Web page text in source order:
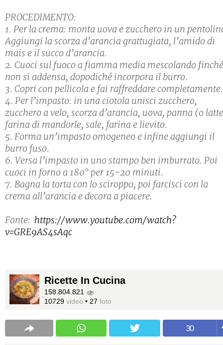
PROCEDIMENTO:
1. Per la crema: monta uova e zucchero in un
Aggiungi la scorza d’arancia grattugiata, l’amido di
mais e il succo d’arancia.
2. Cuoci sul fuoco a fiamma media mescolando finché
non si addensa, dopodiché incorpora il burro.
3. Copri con pellicola e fai raffreddare completamente.
4. Per l’impasto: in una ciotola unisci zucchero,
zucchero a velo, scorza d’arancia, uova, panna (o
farina di mandorle, sale, farina e lievito.
5. Forma un’impasto omogeneo e infine aggiungi il
burro fuso.
6. Versa l’impasto in uno stampo ben imburrato. Poi
cuoci in forno a 180° per 15-20 minuti.
7. Bagna la torta con lo sciroppo, poi farcisci con la
crema all’arancia e decora a piacere.
Fonte: https://www.youtube.com/watch?
v=GRE9AS4sAqc
Ricette In Cucina
158.804.821
10729 video • 27 foto
30